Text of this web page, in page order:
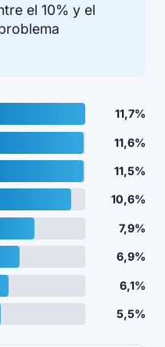
el 10% y el
11,7%
11,6%
11,5%
10,6%
7,9%
6,9%
6,1%
5,5%